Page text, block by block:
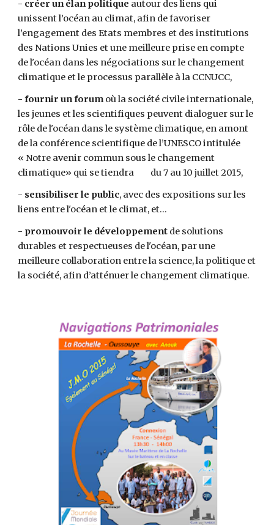
- créer un élan politique autour des liens qui
unissent l’océan au climat, afin de favoriser
l’engagement des Etats membres et des institutions
des Nations Unies et une meilleure prise en compte
de l'océan dans les négociations sur le changement
climatique et le processus parallèle à la CCNUCC,
- fournir un forum où la société civile internationale,
les jeunes et les scientifiques peuvent dialoguer sur le
rôle de l'océan dans le système climatique, en amont
de la conférence scientifique de l’UNESCO intitulée
« Notre avenir commun sous le changement
climatique» qui se tiendra         du 7 au 10 juillet 2015,
- sensibiliser le public, avec des expositions sur les
liens entre l'océan et le climat, et...
- promouvoir le développement de solutions
durables et respectueuses de l'océan, par une
meilleure collaboration entre la science, la politique et
la société, afin d’atténuer le changement climatique.